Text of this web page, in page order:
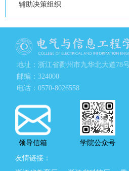
辅助决策组织
地址：浙江省衢州市九华北大道78
邮编：324000
电话：0570-8026558
领导信箱 学院公众号
友情链接：